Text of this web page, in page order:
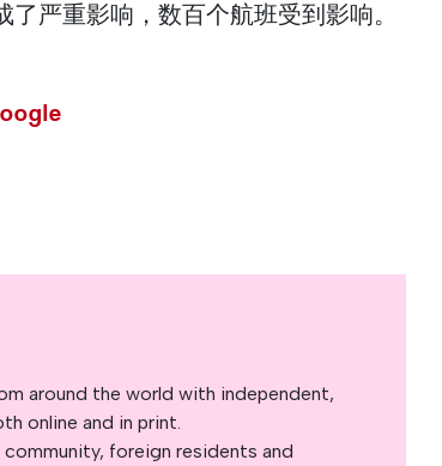
严重影响，数百个航班受到影响。
around the world with independent,
online and in print.
foreign residents and